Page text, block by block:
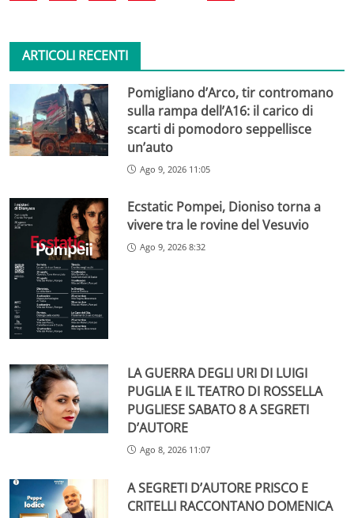
ARTICOLI RECENTI
Pomigliano d’Arco, tir contromano
sulla rampa dell’A16: il carico di
scarti di pomodoro seppellisce
un’auto
Ago 9, 2026 11:05
Ecstatic Pompei, Dioniso torna a
vivere tra le rovine del Vesuvio
Ago 9, 2026 8:32
LA GUERRA DEGLI URI DI LUIGI
PUGLIA E IL TEATRO DI ROSSELLA
PUGLIESE SABATO 8 A SEGRETI
D’AUTORE
Ago 8, 2026 11:07
A SEGRETI D’AUTORE PRISCO E
CRITELLI RACCONTANO DOMENICA